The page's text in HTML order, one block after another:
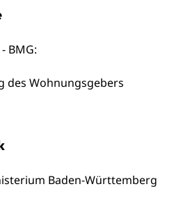
BMG:
des Wohnungsgebers
Baden-Württemberg